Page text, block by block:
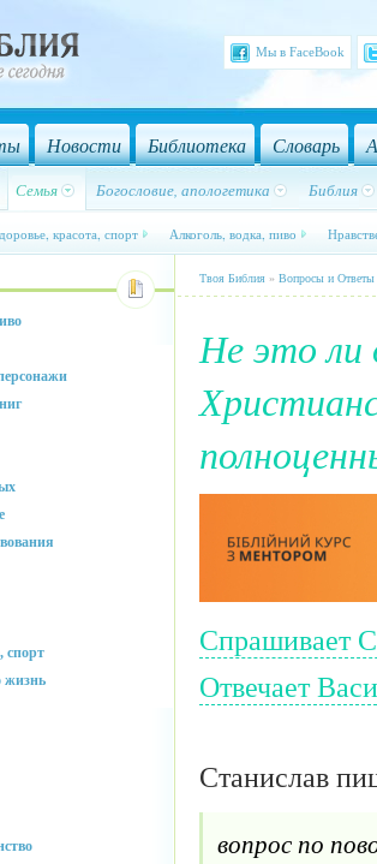
Мы в FaceBook
Новости Библиотека Словарь
Семья Богословие, апологетика Библия
красота, спорт Алкоголь, водка, пиво
спорт
жизнь
Твоя Библия » Вопросы и Ответы
Не это ли
Спрашивает
Отвечает
Станислав
вопрос по